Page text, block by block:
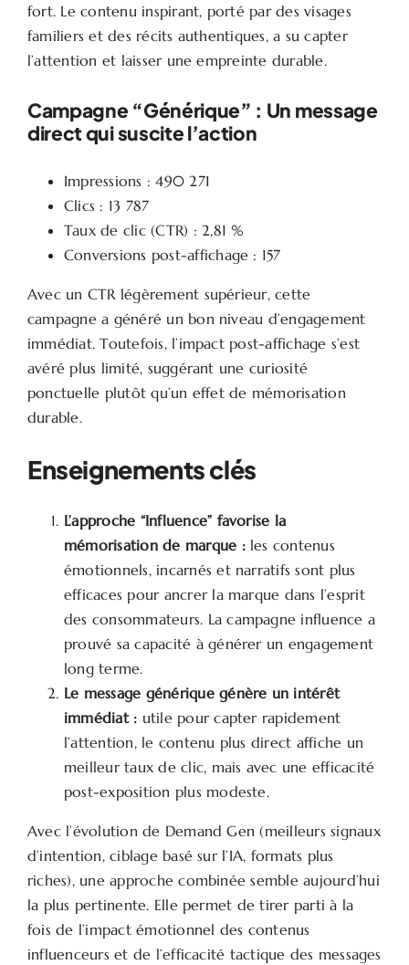
fort. Le contenu inspirant, porté par des visages
familiers et des récits authentiques, a su capter
l’attention et laisser une empreinte durable.
Campagne “Générique” : Un message
direct qui suscite l’action
Impressions : 490 271
Clics : 13 787
Taux de clic (CTR) : 2,81 %
Conversions post-affichage : 157
Avec un CTR légèrement supérieur, cette
campagne a généré un bon niveau d’engagement
immédiat. Toutefois, l’impact post-affichage s’est
avéré plus limité, suggérant une curiosité
ponctuelle plutôt qu’un effet de mémorisation
durable.
Enseignements clés
L’approche “Influence” favorise la
mémorisation de marque :les contenus
émotionnels, incarnés et narratifs sont plus
efficaces pour ancrer la marque dans l’esprit
des consommateurs. La campagne influence a
prouvé sa capacité à générer un engagement
long terme.
Le message générique génère un intérêt
immédiat : utile pour capter rapidement
l’attention, le contenu plus direct affiche un
meilleur taux de clic, mais avec une efficacité
post-exposition plus modeste.
Avec l’évolution de Demand Gen (meilleurs signaux
d’intention, ciblage basé sur l’IA, formats plus
riches), une approche combinée semble aujourd’hui
la plus pertinente. Elle permet de tirer parti à la
fois de l’impact émotionnel des contenus
influenceurs et de l’efficacité tactique des messages